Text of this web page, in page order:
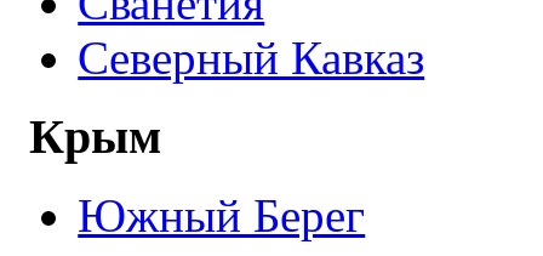
Северный Кавказ
Крым
Южный Берег